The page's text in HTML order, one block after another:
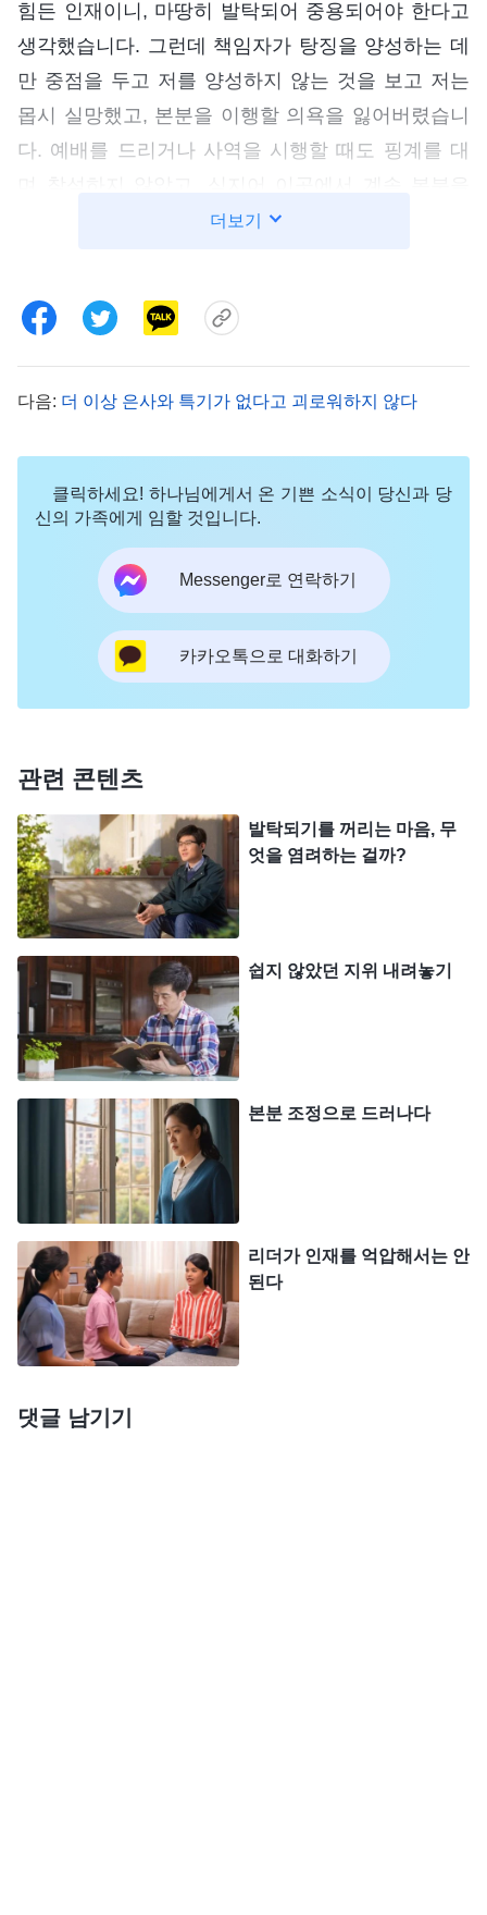
힘든 인재이니, 마땅히 발탁되어 중용되어야 한다고
생각했습니다. 그런데 책임자가 탕징을 양성하는 데
만 중점을 두고 저를 양성하지 않는 것을 보고 저는
몹시 실망했고, 본분을 이행할 의욕을 잃어버렸습니
다. 예배를 드리거나 사역을 시행할 때도 핑계를 대
이행하고 싶지 않다는 생각까지 했습니다. 사실 과거
만한 일이 아니었습니다. 그런데 저는 오히려 그것을
가 중시 받지 못한다는 생각에 불만을 품고 받아들이
이런 사실을 인식하고 나니 몹시 괴로워서 마음속으
로 조용히 제 문제를 더 깊이 인식할 수 있게 인도해
달라고 하나님께 부르짖었습니다.
아침 묵상 시간에 저는 다음과 같은 하나님의 말씀
을 보았습니다. 『적그리스도는 어떤 본분을 이행하
든 높은 지위와 첫자리를 차지하려 하고, 평범하게
따르는 자가 될 마음은 절대 가질 수 없다. 그가 가장
다. 어떻게 자신의 본분을 잘 이행할지는 전혀 생각
하지 않고, 나아가 본분을 이행하는 일에서진리원
칙을 구하여 진리를 실행하고 하나님을 만족게 하는
것이 아니라 어떻게 하면 두각을 나타내 리더에게 우
러름을 받고 발탁될 것인지에 대해 머리를 쥐어짜며
궁리한다. 리더 일꾼이 되어 다른 사람을 지도할 수
있도록 말이다. 이것이 그가 종일 생각하며 바라는
것이다. 그는 남의 지도를 받거나 평범하게 따르는
자가 되기를 원치 않으며, 묵묵히 본분을 이행하는
사람은 더더욱 되고 싶어 하지 않는다. 그는 어떤 본
분을 이행하든 두각을 나타내거나 사람들 위에서 그
들을 지도할 수 없다면 의미가 없다고 생각하며, 소
극적으로 변하고 태만해진다. 아무도 그를 칭찬하거
나 숭배하지 않으면 더더욱 의미가 없다고 느끼고,
본분을 더더욱 이행하고 싶어 하지도 않을 것이다.
만약 본분을 이행하면서 두각을 나타내고 뭐든 자기
가 결정할 수 있다면, 그는 기운이 넘치고 어떤 고생
개인의 속셈을 갖고 사람들 사이에서 두각을 나타내
더보기
다음: 더 이상 은사와 특기가 없다고 괴로워하지 않다
클릭하세요! 하나님에게서 온 기쁜 소식이 당신과 당
신의 가족에게 임할 것입니다.
Messenger로 연락하기
카카오톡으로 대화하기
관련 콘텐츠
발탁되기를 꺼리는 마음, 무
엇을 염려하는 걸까?
쉽지 않았던 지위 내려놓기
본분 조정으로 드러나다
리더가 인재를 억압해서는 안
된다
댓글 남기기